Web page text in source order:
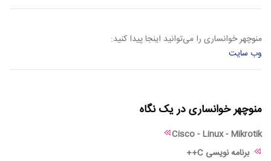
منوچهر خوانساری را می‌توانید اینجا پیدا کنید:
وب سایت
منوچهر خوانساری در یک نگاه
Cisco - Linux - Mikrotik
برنامه نویسی C++